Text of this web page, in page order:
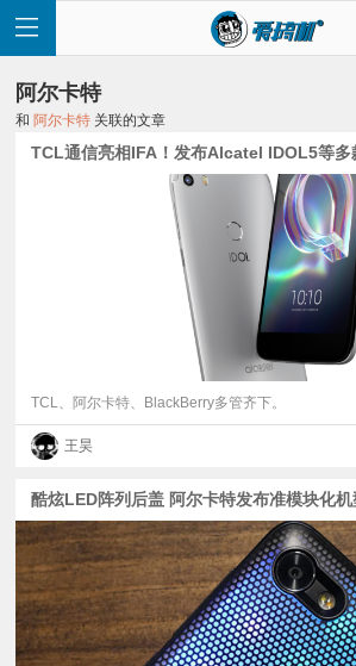
讯
评
测
视
频
阿尔卡特
和 阿尔卡特 关联的文章
TCL通信亮相IFA！发布Alcatel IDOL5等多
TCL、阿尔卡特、BlackBerry多管齐下。
王昊
酷炫LED阵列后盖 阿尔卡特发布准模块化